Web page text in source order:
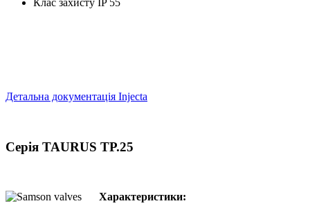
Клас захисту IP 55
Детальна документація Injecta
Серія TAURUS TP.25
Характеристики: